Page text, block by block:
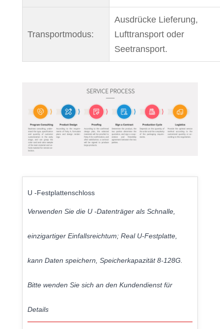
Transportmodus:
Ausdrücke Lieferung,
Lufttransport oder
Seetransport.
U -Festplattenschloss
Verwenden Sie die U -Datenträger als Schnalle,
einzigartiger Einfallsreichtum; Real U-Festplatte,
kann Daten speichern, Speicherkapazität 8-128G.
Bitte wenden Sie sich an den Kundendienst für
Details